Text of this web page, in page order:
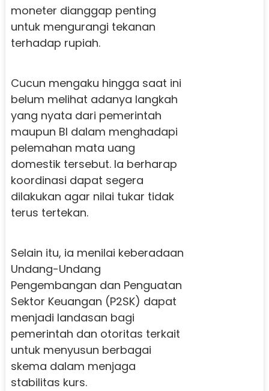
moneter dianggap penting
untuk mengurangi tekanan
terhadap rupiah.
Cucun mengaku hingga saat ini
belum melihat adanya langkah
yang nyata dari pemerintah
maupun BI dalam menghadapi
pelemahan mata uang
domestik tersebut. Ia berharap
koordinasi dapat segera
dilakukan agar nilai tukar tidak
terus tertekan.
Selain itu, ia menilai keberadaan
Undang-Undang
Pengembangan dan Penguatan
Sektor Keuangan (P2SK) dapat
menjadi landasan bagi
pemerintah dan otoritas terkait
untuk menyusun berbagai
skema dalam menjaga
stabilitas kurs.